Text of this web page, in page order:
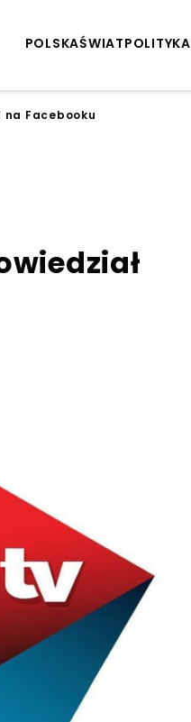
POLSKAŚWIATPOLITYKA
na Facebooku